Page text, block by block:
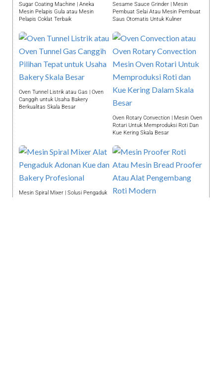
Sugar Coating Machine | Aneka
Mesin Pelapis Gula atau Mesin
Pelapis Coklat Terbaik
Sesame Sauce Grinder | Mesin
Pembuat Selai Atau Mesin Pembuat
Saus Otomatis Untuk Kuliner
Oven Tunnel Listrik atau Gas | Oven
Canggih untuk Usaha Bakery
Berkualitas Skala Besar
Oven Rotary Convection | Mesin Oven
Rotari Untuk Memproduksi Roti Dan
Kue Kering Skala Besar
Mesin Spiral Mixer | Solusi Pengaduk